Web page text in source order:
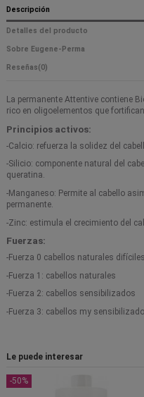
Descripción
Detalles del producto
Sobre Eugene-Perma
Reseñas(0)
La permanente Attentive contiene
rico en oligoelementos que
Principios activos:
-Calcio: refuerza la solidez del
-Silicio: componente natural del
queratina.
-Manganeso: Permite al cabello
permanente.
-Zinc: estimula el crecimiento del
Fuerzas:
-Fuerza 0 cabellos naturales difíciles
-Fuerza 1: cabellos naturales
-Fuerza 2: cabellos sensibilizados
-Fuerza 3: cabellos my
Le puede interesar
-50%